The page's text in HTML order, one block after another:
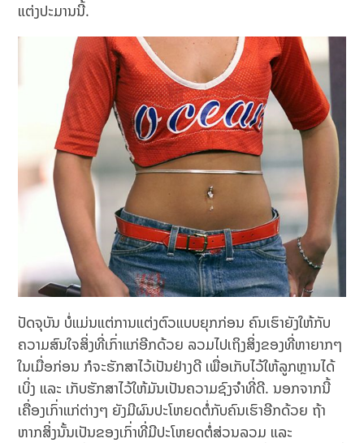
ແຕ່ງປະມານນີ້.
ປັດຈຸບັນ ບໍ່ແມ່ນແຕ່ການແຕ່ງຕົວແບບຍຸກກ່ອນ ຄົນເຮົາຍັງໃຫ້ກັບ
ຄວາມສົນໃຈສິ່ງທີ່ເກົ່າແກ່ອີກດ້ວຍ ລວມໄປເຖິງສິ່ງຂອງທີ່ຫາຍາກໆ
ໃນເມື່ອກ່ອນ ກໍຈະຮັກສາໄວ້ເປັນຢ່າງດີ ເພື່ອເກັບໄວ້ໃຫ້ລູກຫຼານໄດ້
ເບິ່ງ ແລະ ເກັບຮັກສາໄວ້ໃຫ້ມັນເປັນຄວາມຊົງຈຳທີ່ດີ. ນອກຈາກນີ້
ເຄື່ອງເກົ່າແກ່ຕ່າງໆ ຍັງມີຜົນປະໂຫຍດຕໍ່ກັບຄົນເຮົາອີກດ້ວຍ ຖ້າ
ຫາກສິ່ງນັ້ນເປັນຂອງເກົ່າທີ່ມີປະໂຫຍດຕໍ່ສ່ວນລວມ ແລະ